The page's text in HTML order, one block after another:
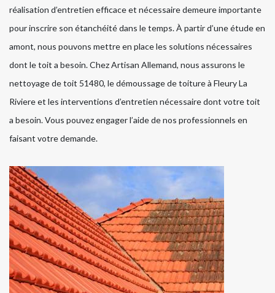
réalisation d’entretien efficace et nécessaire demeure importante
pour inscrire son étanchéité dans le temps. À partir d’une étude en
amont, nous pouvons mettre en place les solutions nécessaires
dont le toit a besoin. Chez Artisan Allemand, nous assurons le
nettoyage de toit 51480, le démoussage de toiture à Fleury La
Riviere et les interventions d’entretien nécessaire dont votre toit
a besoin. Vous pouvez engager l’aide de nos professionnels en
faisant votre demande.